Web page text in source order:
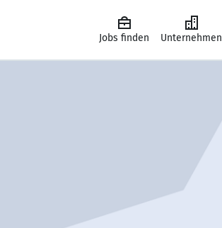
Jobs finden Unternehmen